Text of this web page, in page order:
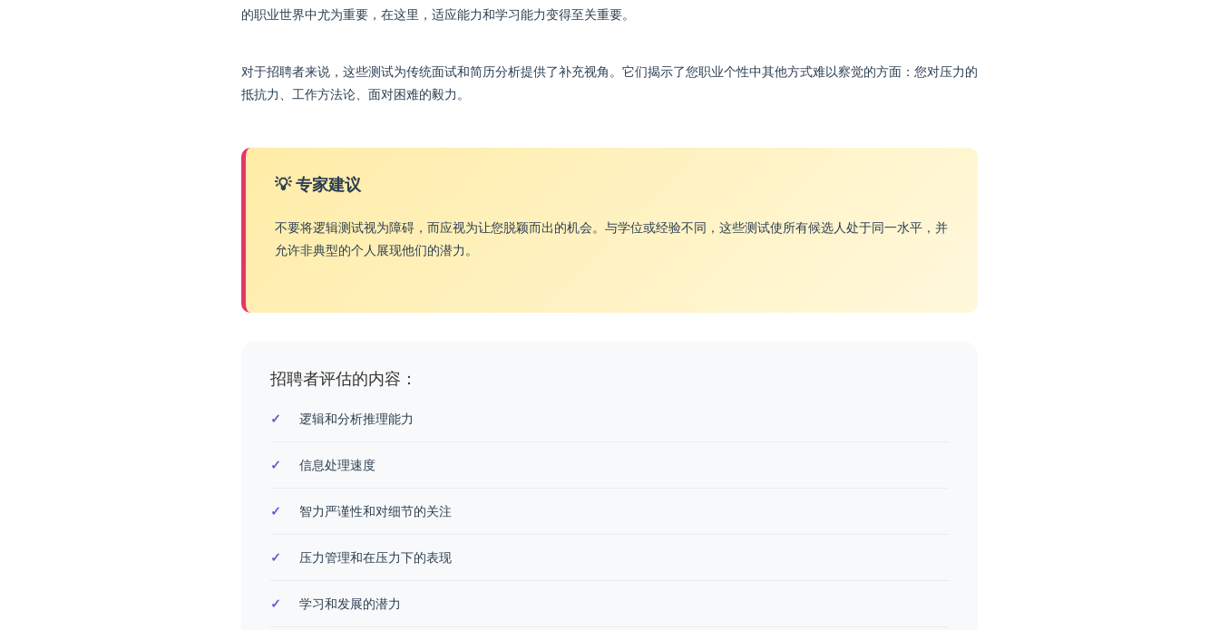
的职业世界中尤为重要，在这里，适应能力和学习能力变得至关重要。
对于招聘者来说，这些测试为传统面试和简历分析提供了补充视角。它们揭示了您职业个性中其他方式难以察觉的方面：您对压力的
抵抗力、工作方法论、面对困难的毅力。
💡 专家建议
不要将逻辑测试视为障碍，而应视为让您脱颖而出的机会。与学位或经验不同，这些测试使所有候选人处于同一水平，并
允许非典型的个人展现他们的潜力。
招聘者评估的内容：
逻辑和分析推理能力
信息处理速度
智力严谨性和对细节的关注
压力管理和在压力下的表现
学习和发展的潜力